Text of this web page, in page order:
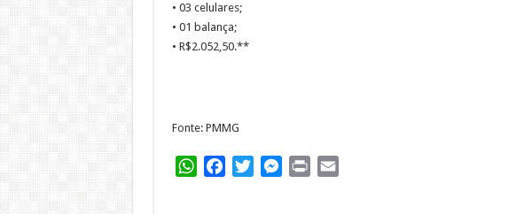
• 03 celulares;
• 01 balança;
• R$2.052,50.**
Fonte: PMMG
WhatsAppFacebookTwitterMessenger
Print